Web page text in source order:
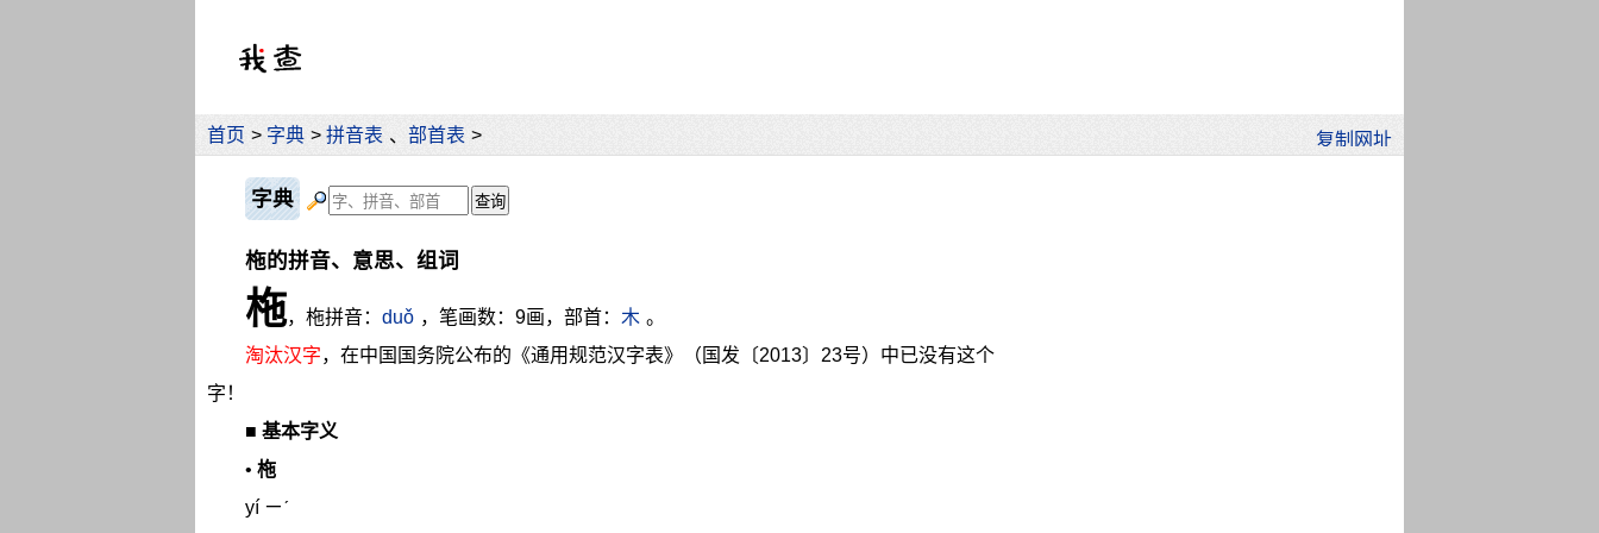
首页 > 字典 > 拼音表 、 部首表 >
字典
柂的拼音、意思、组词
柂，柂拼音： duǒ ，笔画数：9画，部首： 木 。
淘汰汉字，在中国国务院公布的《通用规范汉字表》（国发〔2013〕23号）中已没有这个
字！
■ 基本字义
• 柂
yí ㄧˊ